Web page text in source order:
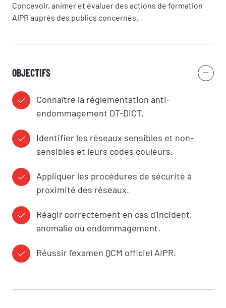
Concevoir, animer et évaluer des actions de formation
AIPR auprès des publics concernés.
OBJECTIFS
Connaître la réglementation anti-
endommagement DT-DICT.
Identifier les réseaux sensibles et non-
sensibles et leurs codes couleurs.
Appliquer les procédures de sécurité à
proximité des réseaux.
Réagir correctement en cas d'incident,
anomalie ou endommagement.
Réussir l'examen QCM officiel AIPR.
notre politique de confidentialité.